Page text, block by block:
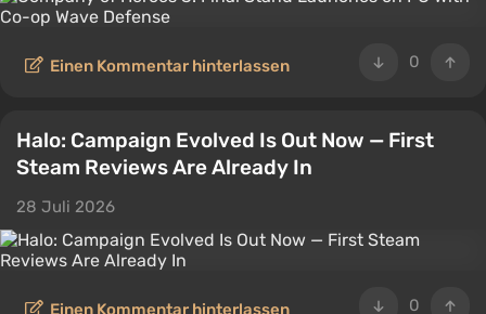
0
Einen Kommentar hinterlassen
Halo: Campaign Evolved Is Out Now — First
Steam Reviews Are Already In
28 Juli 2026
0
Einen Kommentar hinterlassen